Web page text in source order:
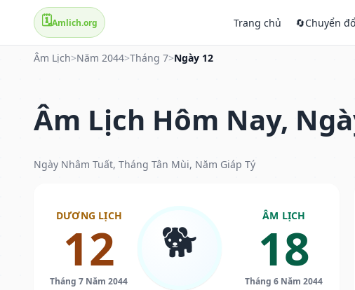
🗓️Amlich.org Trang chủ 🔄Chuyển
Âm Lịch>Năm 2044>Tháng 7>Ngày 12
Âm Lịch Hôm Nay,
Ngày Nhâm Tuất, Tháng Tân Mùi, Năm Giáp Tý
DƯƠNG LỊCH
12
Tháng 7 Năm 2044
🐕 ÂM LỊCH
18
Tháng 6 Năm 2044